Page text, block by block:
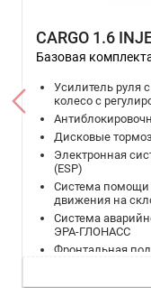
CARGO 1.6
Базовая
Усилитель руля
колесо с
Дисковые
Электронная
(ESP)
Cистема помощи
движения на
Система
ЭРА-ГЛОНАСС
Фронтальная
Ремни